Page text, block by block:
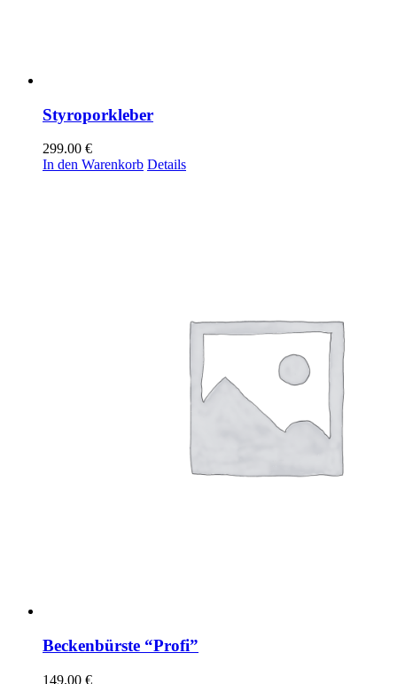
Styroporkleber
299.00 €
In den Warenkorb Details
Beckenbürste “Profi”
149.00 €